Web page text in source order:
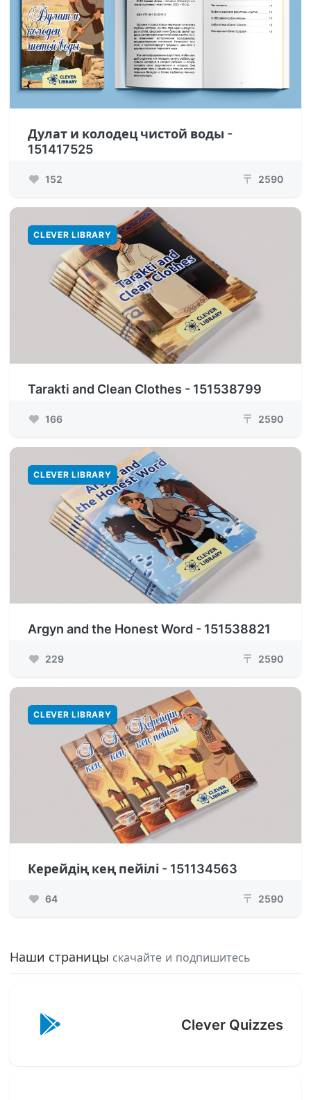
Дулат и колодец чистой воды -
151417525
152 ₸ 2590
CLEVER LIBRARY
Tarakti and Clean Clothes - 151538799
166 ₸ 2590
CLEVER LIBRARY
Argyn and the Honest Word - 151538821
229 ₸ 2590
CLEVER LIBRARY
Керейдің кең пейілі - 151134563
64 ₸ 2590
Наши страницы скачайте и подпишитесь
Clever Quizzes